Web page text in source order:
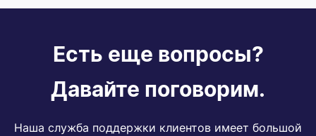
Есть еще вопросы?
Давайте поговорим.
Наша служба поддержки клиентов имеет большой